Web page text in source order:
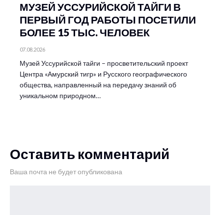
МУЗЕЙ УССУРИЙСКОЙ ТАЙГИ В
ПЕРВЫЙ ГОД РАБОТЫ ПОСЕТИЛИ
БОЛЕЕ 15 ТЫС. ЧЕЛОВЕК
07.08.2026
Музей Уссурийской тайги – просветительский проект
Центра «Амурский тигр» и Русского географического
общества, направленный на передачу знаний об
уникальном природном…
Оставить комментарий
Ваша почта не будет опубликована